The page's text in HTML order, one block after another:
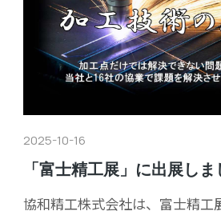
2025-10-16
「富士精工展」に出展しま
協和精工株式会社は、富士精工